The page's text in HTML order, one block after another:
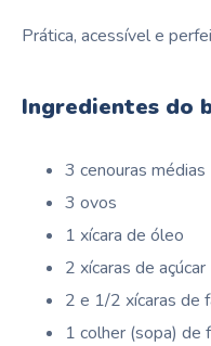
Prática, acessível e
Ingredientes do
3 cenouras médias
3 ovos
1 xícara de óleo
2 xícaras de açúcar
2 e 1/2 xícaras de
1 colher (sopa) de